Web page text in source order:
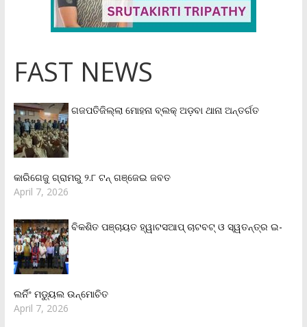
FAST NEWS
ଗଜପତିଜିଲ୍ଲା ମୋହନା ବ୍ଲକ୍‌ ଅଡ଼ବା ଥାନା ଅନ୍ତର୍ଗତ
କାରିଗେଜୁ ଗ୍ରାମରୁ ୨.୮ ଟନ୍ ଗଞ୍ଜେଇ ଜବତ
April 7, 2026
ବିକଶିତ ପଞ୍ଚାୟତ ହ୍ୱାଟସଆପ୍ ଚାଟବଟ୍ ଓ ସ୍ୱତନ୍ତ୍ର ଇ-
ଲର୍ନିଂ ମଡ୍ୟୁଲ ଉନ୍ମୋଚିତ
April 7, 2026